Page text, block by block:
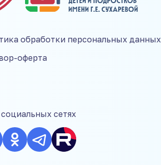
обработки персональных данных
оферта
сетях